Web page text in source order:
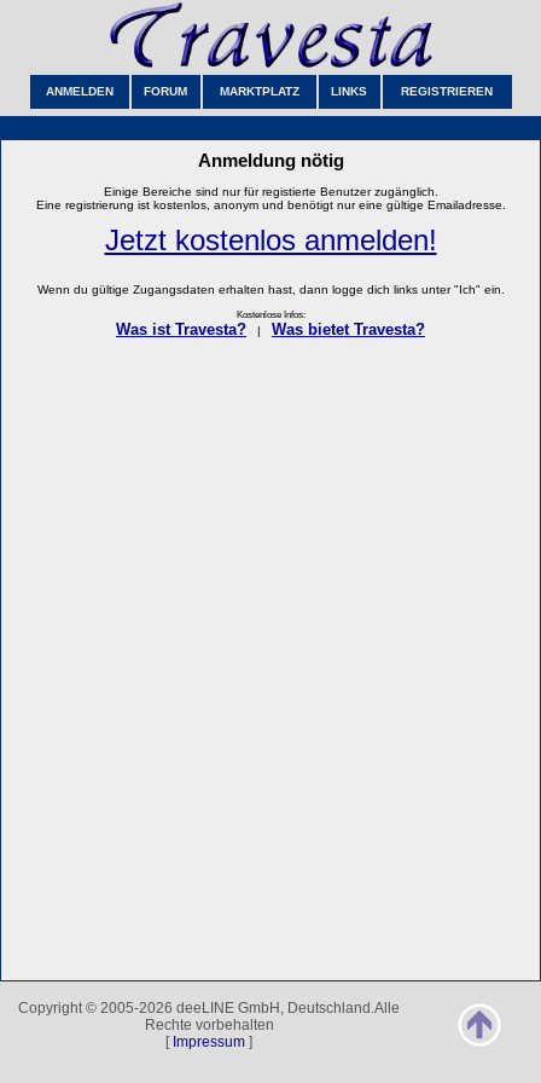
ANMELDEN FORUM MARKTPLATZ LINKS REGISTRIEREN
Anmeldung nötig
Einige Bereiche sind nur für registierte Benutzer zugänglich.
Eine registrierung ist kostenlos, anonym und benötigt nur eine gültige Emailadresse.
Jetzt kostenlos anmelden!
Wenn du gültige Zugangsdaten erhalten hast, dann logge dich links unter "Ich" ein.
Kostenlose Infos:
Was ist Travesta? Was bietet Travesta?
Copyright © 2005-2026 deeLINE GmbH, Deutschland.Alle
Rechte vorbehalten
[ Impressum ]